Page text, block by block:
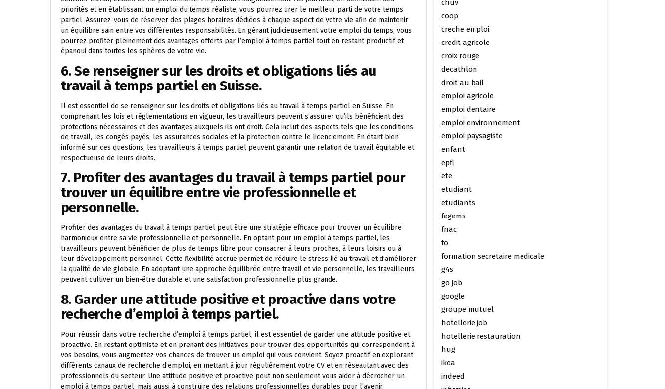
priorités et en établissant un emploi du temps réaliste, vous pourrez tirer le meilleur parti de votre temps
partiel. Assurez-vous de réserver des plages horaires dédiées à chaque aspect de votre vie afin de maintenir
un équilibre sain entre vos différentes responsabilités. En gérant judicieusement votre emploi du temps, vous
pourrez profiter pleinement des avantages offerts par l’emploi à temps partiel tout en restant productif et
épanoui dans toutes les sphères de votre vie.
6. Se renseigner sur les droits et obligations liés au
travail à temps partiel en Suisse.
Il est essentiel de se renseigner sur les droits et obligations liés au travail à temps partiel en Suisse. En
comprenant les lois et réglementations en vigueur, les travailleurs peuvent s’assurer qu’ils bénéficient des
protections nécessaires et des avantages auxquels ils ont droit. Cela inclut des aspects tels que les conditions
de travail, les congés payés, les assurances sociales et la protection contre le licenciement. En étant bien
informé sur ces questions, les travailleurs à temps partiel peuvent garantir une relation de travail équitable et
respectueuse de leurs droits.
7. Profiter des avantages du travail à temps partiel pour
trouver un équilibre entre vie professionnelle et
personnelle.
Profiter des avantages du travail à temps partiel peut être une stratégie efficace pour trouver un équilibre
harmonieux entre sa vie professionnelle et personnelle. En optant pour un emploi à temps partiel, les
travailleurs peuvent bénéficier de plus de temps libre pour consacrer à leurs proches, à leurs loisirs ou à
leur développement personnel. Cette flexibilité accrue permet de réduire le stress lié au travail et d’améliorer
la qualité de vie globale. En adoptant une approche équilibrée entre travail et vie personnelle, les travailleurs
peuvent cultiver un bien-être durable et une satisfaction professionnelle plus grande.
8. Garder une attitude positive et proactive dans votre
recherche d’emploi à temps partiel.
Pour réussir dans votre recherche d’emploi à temps partiel, il est essentiel de garder une attitude positive et
proactive. En restant optimiste et en prenant des initiatives pour trouver des opportunités qui correspondent à
vos besoins, vous augmentez vos chances de trouver un emploi qui vous convient. Soyez proactif en explorant
différents canaux de recherche d’emploi, en mettant à jour régulièrement votre CV et en réseautant avec des
professionnels du secteur. Une attitude positive et proactive peut non seulement vous aider à décrocher un
emploi à temps partiel, mais aussi à construire des relations professionnelles durables pour l’avenir.
chuv
coop
creche emploi
credit agricole
croix rouge
decathlon
droit au bail
emploi agricole
emploi dentaire
emploi environnement
emploi paysagiste
enfant
epfl
ete
etudiant
etudiants
fegems
fnac
fo
formation secretaire medicale
g4s
go job
google
groupe mutuel
hotellerie job
hotellerie restauration
hug
ikea
indeed